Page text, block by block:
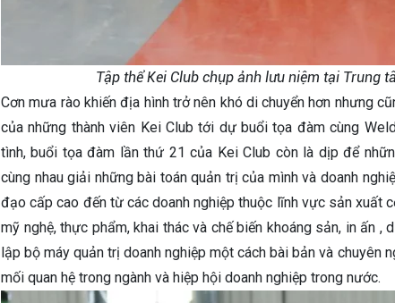
Tập thể Kei Club chụp ảnh lưu niệm tại Trung
Cơn mưa rào khiến địa hình trở nên khó di chuyển hơn nhưng
của những thành viên Kei Club tới dự buổi tọa đàm cùng
tình, buổi tọa đàm lần thứ 21 của Kei Club còn là dịp để
cùng nhau giải những bài toán quản trị của mình và doanh
đạo cấp cao đến từ các doanh nghiệp thuộc lĩnh vực sản xuất
mỹ nghệ, thực phẩm, khai thác và chế biến khoáng sản, in ấn
lập bộ máy quản trị doanh nghiệp một cách bài bản và chuyên
mối quan hệ trong ngành và hiệp hội doanh nghiệp trong nước.